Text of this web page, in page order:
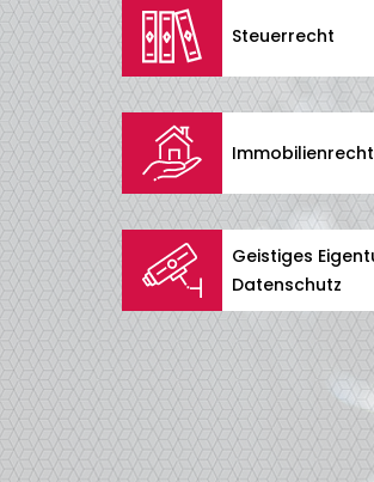
Steuerrecht
Immobilienrecht
Geistiges
Datenschutz